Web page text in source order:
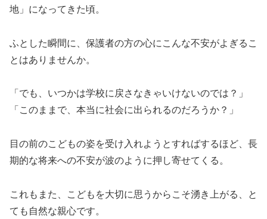
地」になってきた頃。
ふとした瞬間に、保護者の方の心にこんな不安がよぎるこ
とはありませんか。
「でも、いつかは学校に戻さなきゃいけないのでは？」
「このままで、本当に社会に出られるのだろうか？」
目の前のこどもの姿を受け入れようとすればするほど、長
期的な将来への不安が波のように押し寄せてくる。
これもまた、こどもを大切に思うからこそ湧き上がる、と
ても自然な親心です。